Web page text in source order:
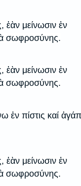
ἐὰν μείνωσιν ἐν
σωφροσύνης.
ἐὰν μείνωσιν ἐν
σωφροσύνης.
ἐν πίστις καί
ἐὰν μείνωσιν ἐν
σωφροσύνης.